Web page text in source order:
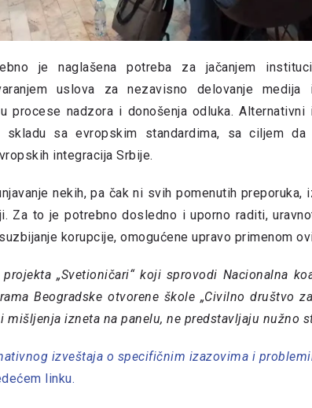
je naglašena potreba za jačanjem
uslova za nezavisno delovanje
procese nadzora i donošenja odluka.
skladu sa evropskim standardima, sa ciljem
integracija Srbije.
nekih, pa čak ni svih pomenutih preporuka,
Za to je potrebno dosledno i uporno raditi,
korupcije, omogućene upravo primenom
„Svetioničari“ koji sprovodi Nacionalna
Beogradske otvorene škole „Civilno društvo
i mišljenja izneta na panelu, ne predstavljaju nužno
izveštaja o specifičnim izazovima i
linku.